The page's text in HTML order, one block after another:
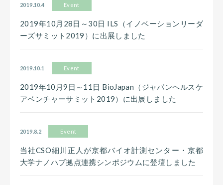
2019.10.4 Event
2019年10月28日～30日 ILS（イノベーションリーダ
ーズサミット2019）に出展しました
2019.10.1 Event
2019年10月9日～11日 BioJapan（ジャパンヘルスケ
アベンチャーサミット2019）に出展しました
2019.8.2 Event
当社CSO細川正人が京都バイオ計測センター・京都
大学ナノハブ拠点連携シンポジウムに登壇しました